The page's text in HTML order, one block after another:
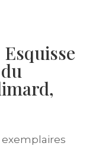
exemplaires